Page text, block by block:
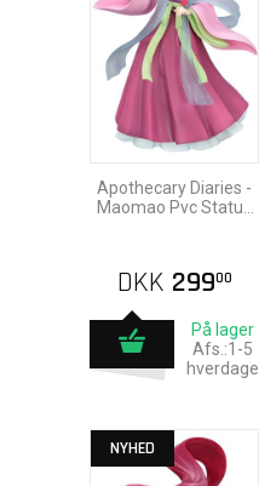
Apothecary Diaries -
Maomao Pvc Statue
DKK 29900
På lager
Afs.:1-5
hverdage
NYHED